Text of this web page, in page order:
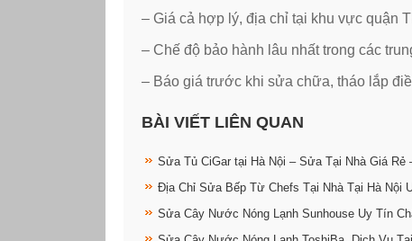
– Giá cả hợp lý, địa chỉ tại khu vực quận
– Chế độ bảo hành lâu nhất trong các
– Báo giá trước khi sửa chữa, tháo lắp
BÀI VIẾT LIÊN QUAN
Sửa Tủ CiGar tại Hà Nội – Sửa Tại Nhà Giá Rẻ
Địa Chỉ Sửa Bếp Từ Chefs Tại Nhà Tại Hà Nội
Sửa Cây Nước Nóng Lạnh Sunhouse Uy Tín